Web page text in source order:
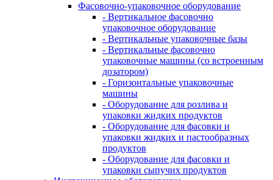
Фасовочно-упаковочное оборудование
- Вертикальное фасовочно
упаковочное оборудование
- Вертикальные упаковочные базы
- Вертикальные фасовочно
упаковочные машины (со встроенным
дозатором)
- Горизонтальные упаковочные
машины
- Оборудование для розлива и
упаковки жидких продуктов
- Оборудование для фасовки и
упаковки жидких и пастообразных
продуктов
- Оборудование для фасовки и
упаковки сыпучих продуктов